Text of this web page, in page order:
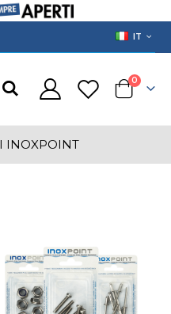
LANGUAGE
IT
Cart
0prodotti
INOXPOINT